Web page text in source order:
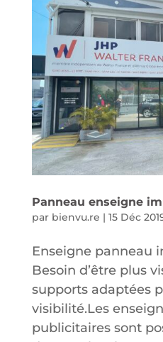
Panneau enseigne
par bienvu.re | 15 Déc
Enseigne panneau
Besoin d’être plus
supports adaptées
visibilité.Les
publicitaires sont